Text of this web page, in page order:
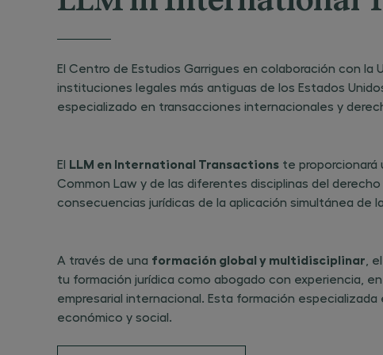
El Centro de Estudios Garrigues en colaboración con la
instituciones legales más antiguas de los Estados
especializado en transacciones internacionales y
El LLM en International Transactions te
Common Law y de las diferentes disciplinas del
consecuencias jurídicas de la aplicación simultánea de
A través de una formación global y multidisciplinar ,
tu formación jurídica como abogado con experiencia,
empresarial internacional. Esta formación
económico y social.